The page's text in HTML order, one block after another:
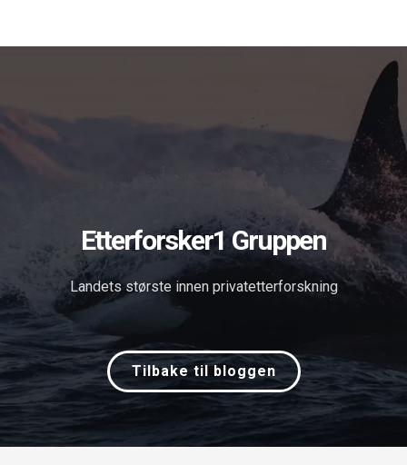
Etterforsker1 Gruppen
Landets største innen privatetterforskning
Tilbake til bloggen